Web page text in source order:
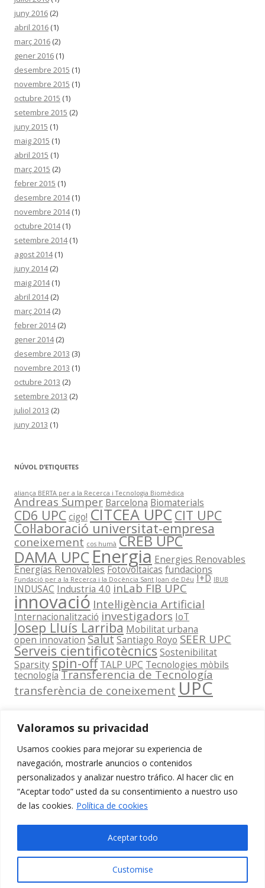
Valoramos su privacidad
Usamos cookies para mejorar su experiencia de
navegación, mostrarle anuncios o contenidos
personalizados y analizar nuestro tráfico. Al hacer clic en
“Aceptar todo” usted da su consentimiento a nuestro uso
de las cookies. Política de cookies
Customise
Aceptar todo
juny 2016 (2)
abril 2016 (1)
març 2016 (2)
gener 2016 (1)
desembre 2015 (1)
novembre 2015 (1)
octubre 2015 (1)
setembre 2015 (2)
juny 2015 (1)
maig 2015 (1)
abril 2015 (1)
març 2015 (2)
febrer 2015 (1)
desembre 2014(1)
novembre 2014(1)
octubre 2014(1)
setembre 2014(1)
agost 2014(1)
juny 2014(2)
maig 2014(1)
abril 2014(2)
març 2014(2)
febrer 2014(2)
gener 2014(2)
desembre 2013 (3)
novembre 2013 (1)
octubre 2013 (2)
setembre 2013 (2)
juliol 2013 (2)
juny 2013 (1)
NÚVOL D’ETIQUETES
aliança BERTA per a la Recerca i Tecnologia Biomèdica
Andreas Sumper Barcelona Biomaterials
CD6 UPCcigo! CITCEA UPCCIT UPC
Col·laboració universitat-empresa
coneixement cos humà CREB UPC
DAMA UPC Energia Energies Renovables
Energías RenovablesFotovoltaicas fundacions
Fundació per a la Recerca i la Docència Sant Joan de Déu I+D IBUB
INDUSAC Industria 4.0 inLab FIB UPC
innovació Intel·ligència Artificial
Internacionalització investigadors IoT
Josep Lluís Larriba Mobilitat urbana
open innovation SalutSantiago Royo SEER UPC
Serveis cientificotècnics Sostenibilitat
Sparsityspin-off TALP UPC Tecnologies mòbils
tecnología Transferencia de Tecnología
transferència de coneixement UPC
Contacta
amb
nosaltres
Edifici
Girona 1-3
www.cit.upc.edu
+34 93 405 44
03
Segueix-nos